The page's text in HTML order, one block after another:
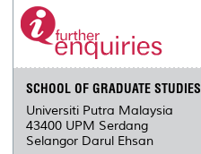
SCHOOL OF GRADUATE STUDIES
Universiti Putra Malaysia
43400 UPM Serdang
Selangor Darul Ehsan